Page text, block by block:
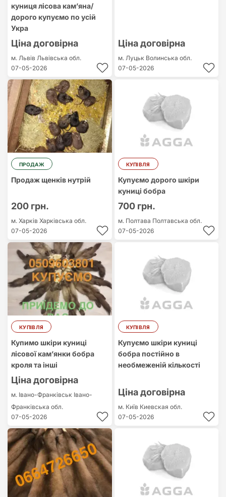
куниця лісова камʼяна/
дорого купуємо по усій
Укра
Ціна договірна
м. Львів Львівська обл.
07-05-2026
Ціна договірна
м. Луцьк Волинська обл.
07-05-2026
ПРОДАЖ
Продаж щенків нутрій
200 грн.
м. Харків Харківська обл.
07-05-2026
КУПІВЛЯ
Купуємо дорого шкіри
куниці бобра
700 грн.
м. Полтава Полтавська обл.
07-05-2026
КУПІВЛЯ
Купимо шкіри куниці
лісової кам’янки бобра
кроля та інші
Ціна договірна
м. Івано-Франківськ Івано-
Франківська обл.
07-05-2026
КУПІВЛЯ
Купуємо шкіри куниці
бобра постійно в
необмеженій кількості
Ціна договірна
м. Київ Киевская обл.
07-05-2026